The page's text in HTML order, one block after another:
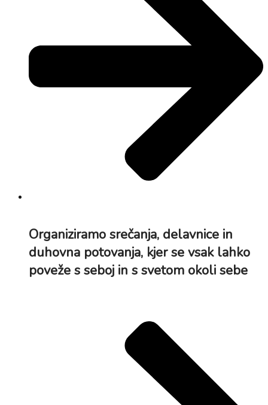
Organiziramo srečanja, delavnice in
duhovna potovanja, kjer se vsak lahko
poveže s seboj in s svetom okoli sebe